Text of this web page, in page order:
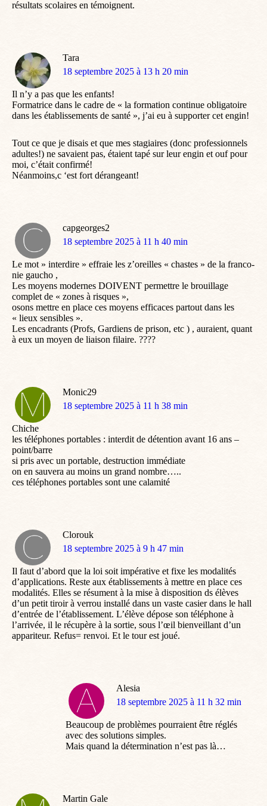
résultats scolaires en témoignent.
Tara
dit
18 septembre 2025 à 13 h 20 min
Il n’y a pas que les enfants!
Formatrice dans le cadre de « la formation continue obligatoire
dans les établissements de santé », j’ai eu à supporter cet engin!
Tout ce que je disais et que mes stagiaires (donc professionnels
adultes!) ne savaient pas, étaient tapé sur leur engin et ouf pour
moi, c’était confirmé!
Néanmoins,c ‘est fort dérangeant!
capgeorges2
dit
18 septembre 2025 à 11 h 40 min
Le mot » interdire » effraie les z’oreilles « chastes » de la franco-
nie gaucho ,
Les moyens modernes DOIVENT permettre le brouillage
complet de « zones à risques »,
osons mettre en place ces moyens efficaces partout dans les
« lieux sensibles ».
Les encadrants (Profs, Gardiens de prison, etc ) , auraient, quant
à eux un moyen de liaison filaire. ????
Monic29
dit
18 septembre 2025 à 11 h 38 min
Chiche
les téléphones portables : interdit de détention avant 16 ans –
point/barre
si pris avec un portable, destruction immédiate
on en sauvera au moins un grand nombre…..
ces téléphones portables sont une calamité
Clorouk
dit
18 septembre 2025 à 9 h 47 min
Il faut d’abord que la loi soit impérative et fixe les modalités
d’applications. Reste aux établissements à mettre en place ces
modalités. Elles se résument à la mise à disposition ds élèves
d’un petit tiroir à verrou installé dans un vaste casier dans le hall
d’entrée de l’établissement. L’élève dépose son téléphone à
l’arrivée, il le récupère à la sortie, sous l’œil bienveillant d’un
appariteur. Refus= renvoi. Et le tour est joué.
Alesia
dit
18 septembre 2025 à 11 h 32 min
Beaucoup de problèmes pourraient être réglés
avec des solutions simples.
Mais quand la détermination n’est pas là…
Martin Gale